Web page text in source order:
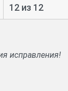
12 из 12
исправления!